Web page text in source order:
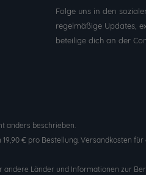
Folge uns in den
regelmäßige Updates,
beteilige dich an der
anders beschrieben.
€ pro Bestellung. Versandkosten
andere Länder und Informationen zur